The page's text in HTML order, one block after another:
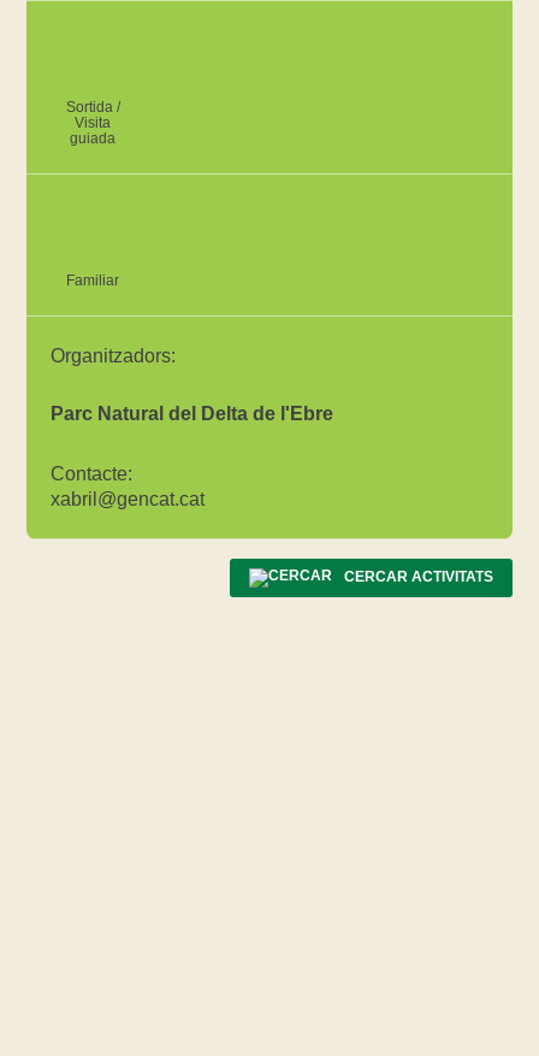
Sortida /
Visita
guiada
Familiar
Organitzadors:
Parc Natural del Delta de l'Ebre
Contacte:
xabril@gencat.cat
CERCAR ACTIVITATS